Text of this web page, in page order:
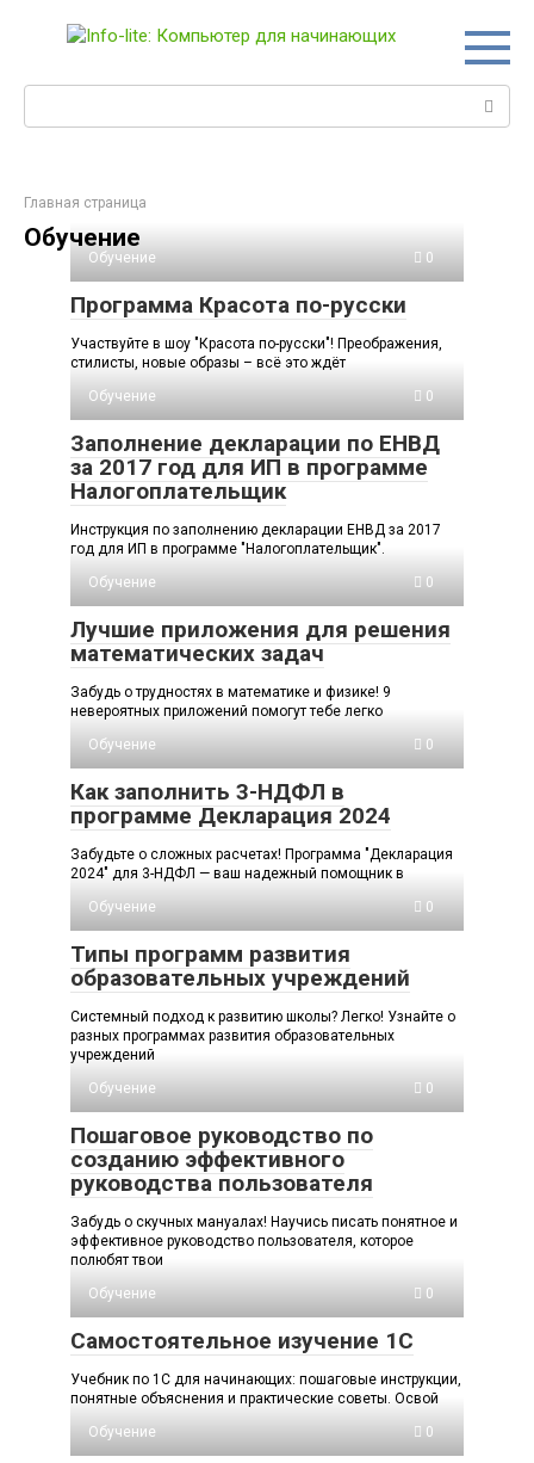
Главная страница
Обучение
Обучение 0
Программа Красота по-русски
Участвуйте в шоу "Красота по-русски"! Преображения,
стилисты, новые образы – всё это ждёт
Обучение
0
Заполнение декларации по ЕНВД
за 2017 год для ИП в программе
Налогоплательщик
Инструкция по заполнению декларации ЕНВД за 2017
год для ИП в программе "Налогоплательщик".
Обучение
0
Лучшие приложения для решения
математических задач
Забудь о трудностях в математике и физике! 9
невероятных приложений помогут тебе легко
Обучение
0
Как заполнить 3-НДФЛ в
программе Декларация 2024
Забудьте о сложных расчетах! Программа "Декларация
2024" для 3-НДФЛ — ваш надежный помощник в
Обучение
0
Типы программ развития
образовательных учреждений
Системный подход к развитию школы? Легко! Узнайте о
разных программах развития образовательных
учреждений
Обучение
0
Пошаговое руководство по
созданию эффективного
руководства пользователя
Забудь о скучных мануалах! Научись писать понятное и
эффективное руководство пользователя, которое
полюбят твои
Обучение
0
Самостоятельное изучение 1С
Учебник по 1С для начинающих: пошаговые инструкции,
понятные объяснения и практические советы. Освой
Обучение
0